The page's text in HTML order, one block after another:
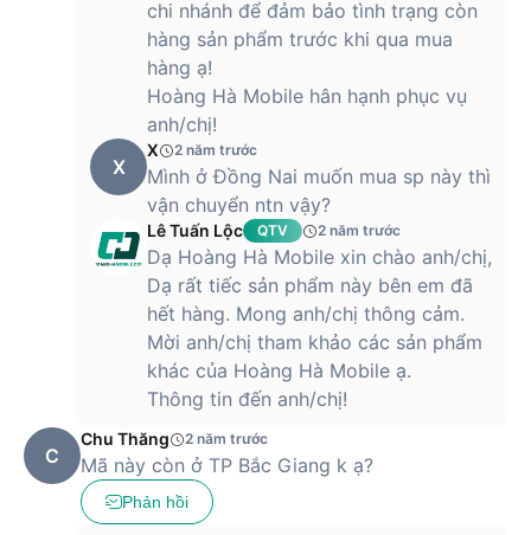
ưu điểm vượt trội và chắc chắn sẽ là lựa chọn đáng giá cho
quý khách hàng.
Giá tham khảo Laptop 14X OLED Asus
A1405ZA-KM146W
Hiện tại, Hoàng Hà Mobile đang có mẫu Laptop Asus 14X
OLED A1405ZA-KM146W. Với những tính năng nổi bật mà
sản phẩm này mang lại, đây là lựa chọn lý tưởng cho người
dùng chuyên nghiệp như nhân viên văn phòng, học sinh và
sinh viên hoặc bất kỳ ai cần một thiết bị đáp ứng đầy đủ các
nhu cầu công việc và giải trí.
Mua Laptop 14X OLED Asus A1405ZA-
KM146W tại cửa hàng Hoàng Hà Mobile
Laptop Asus 14X OLED A1405ZA-KM146W chính hãng hiện
đã có mặt tại các cửa hàng của Hoàng Hà Mobile với hơn
100 chi nhánh trên toàn quốc. Sản phẩm đi kèm với thời hạn
bảo hành lên đến 24 tháng cùng nhiều chương trình khuyến
chi nhánh để đảm bảo tình trạng còn
hàng sản phẩm trước khi qua mua
hàng ạ!
Hoàng Hà Mobile hân hạnh phục vụ
anh/chị!
X
X 2 năm trước
Mình ở Đồng Nai muốn mua sp này thì
vận chuyển ntn vậy?
Lê Tuấn Lộc QTV 2 năm trước
Dạ Hoàng Hà Mobile xin chào anh/chị,
Dạ rất tiếc sản phẩm này bên em đã
hết hàng. Mong anh/chị thông cảm.
Mời anh/chị tham khảo các sản phẩm
khác của Hoàng Hà Mobile ạ.
Thông tin đến anh/chị!
C
Chu Thăng 2 năm trước
Mã này còn ở TP Bắc Giang k ạ?
Phản hồi